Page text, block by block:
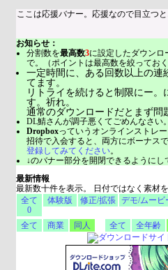
ここは応援バナー。応援なので目立つ
お知らせ：
分割数を最高数3に設定したダウンロ
で。（ポイントは最高数を絞っておく
一定時間に、ある回数以上の連
てます。
リトライを続けると制限にー
す。祈れ。
通常のダウンロードだとまず問
DL鯖さんが調子悪くてごめんなさい。
Dropboxっていうオンラインストレ
招待で入会すると、両方にボーナス
登録してみてください。
↓のバナー部分を開閉できるようにし
最新情報
最新数十件を表示。 日付ではなく素材
全て
0
体験版 修正/拡張 デモ/ムービ
全て 商業 同人 全て 全年齢